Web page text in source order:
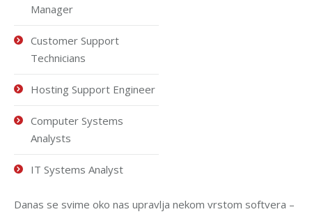
Manager
Customer Support
Technicians
Hosting Support Engineer
Computer Systems
Analysts
IT Systems Analyst
Danas se svime oko nas upravlja nekom vrstom softvera –